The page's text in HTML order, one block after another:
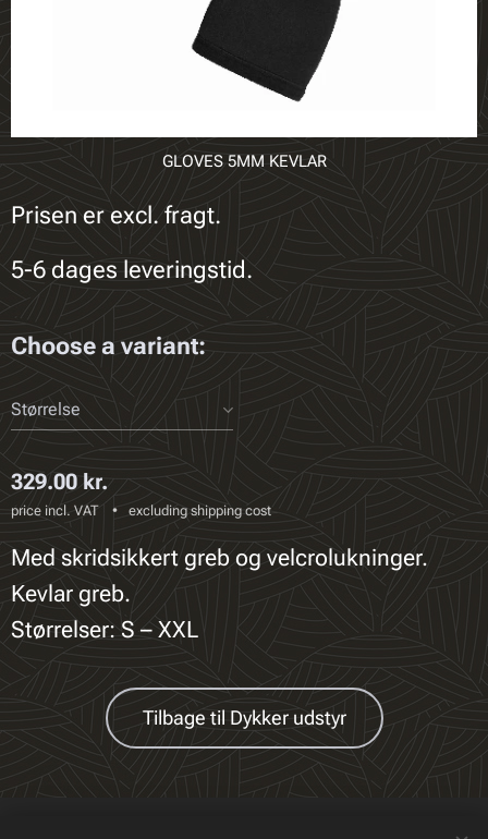
GLOVES 5MM KEVLAR
Prisen er excl. fragt.
5-6 dages leveringstid.
Choose a variant:
Størrelse
329.00kr.
price incl. VAT excluding shipping cost
Med skridsikkert greb og velcrolukninger.
Kevlar greb.
Størrelser: S – XXL
Tilbage til Dykker udstyr